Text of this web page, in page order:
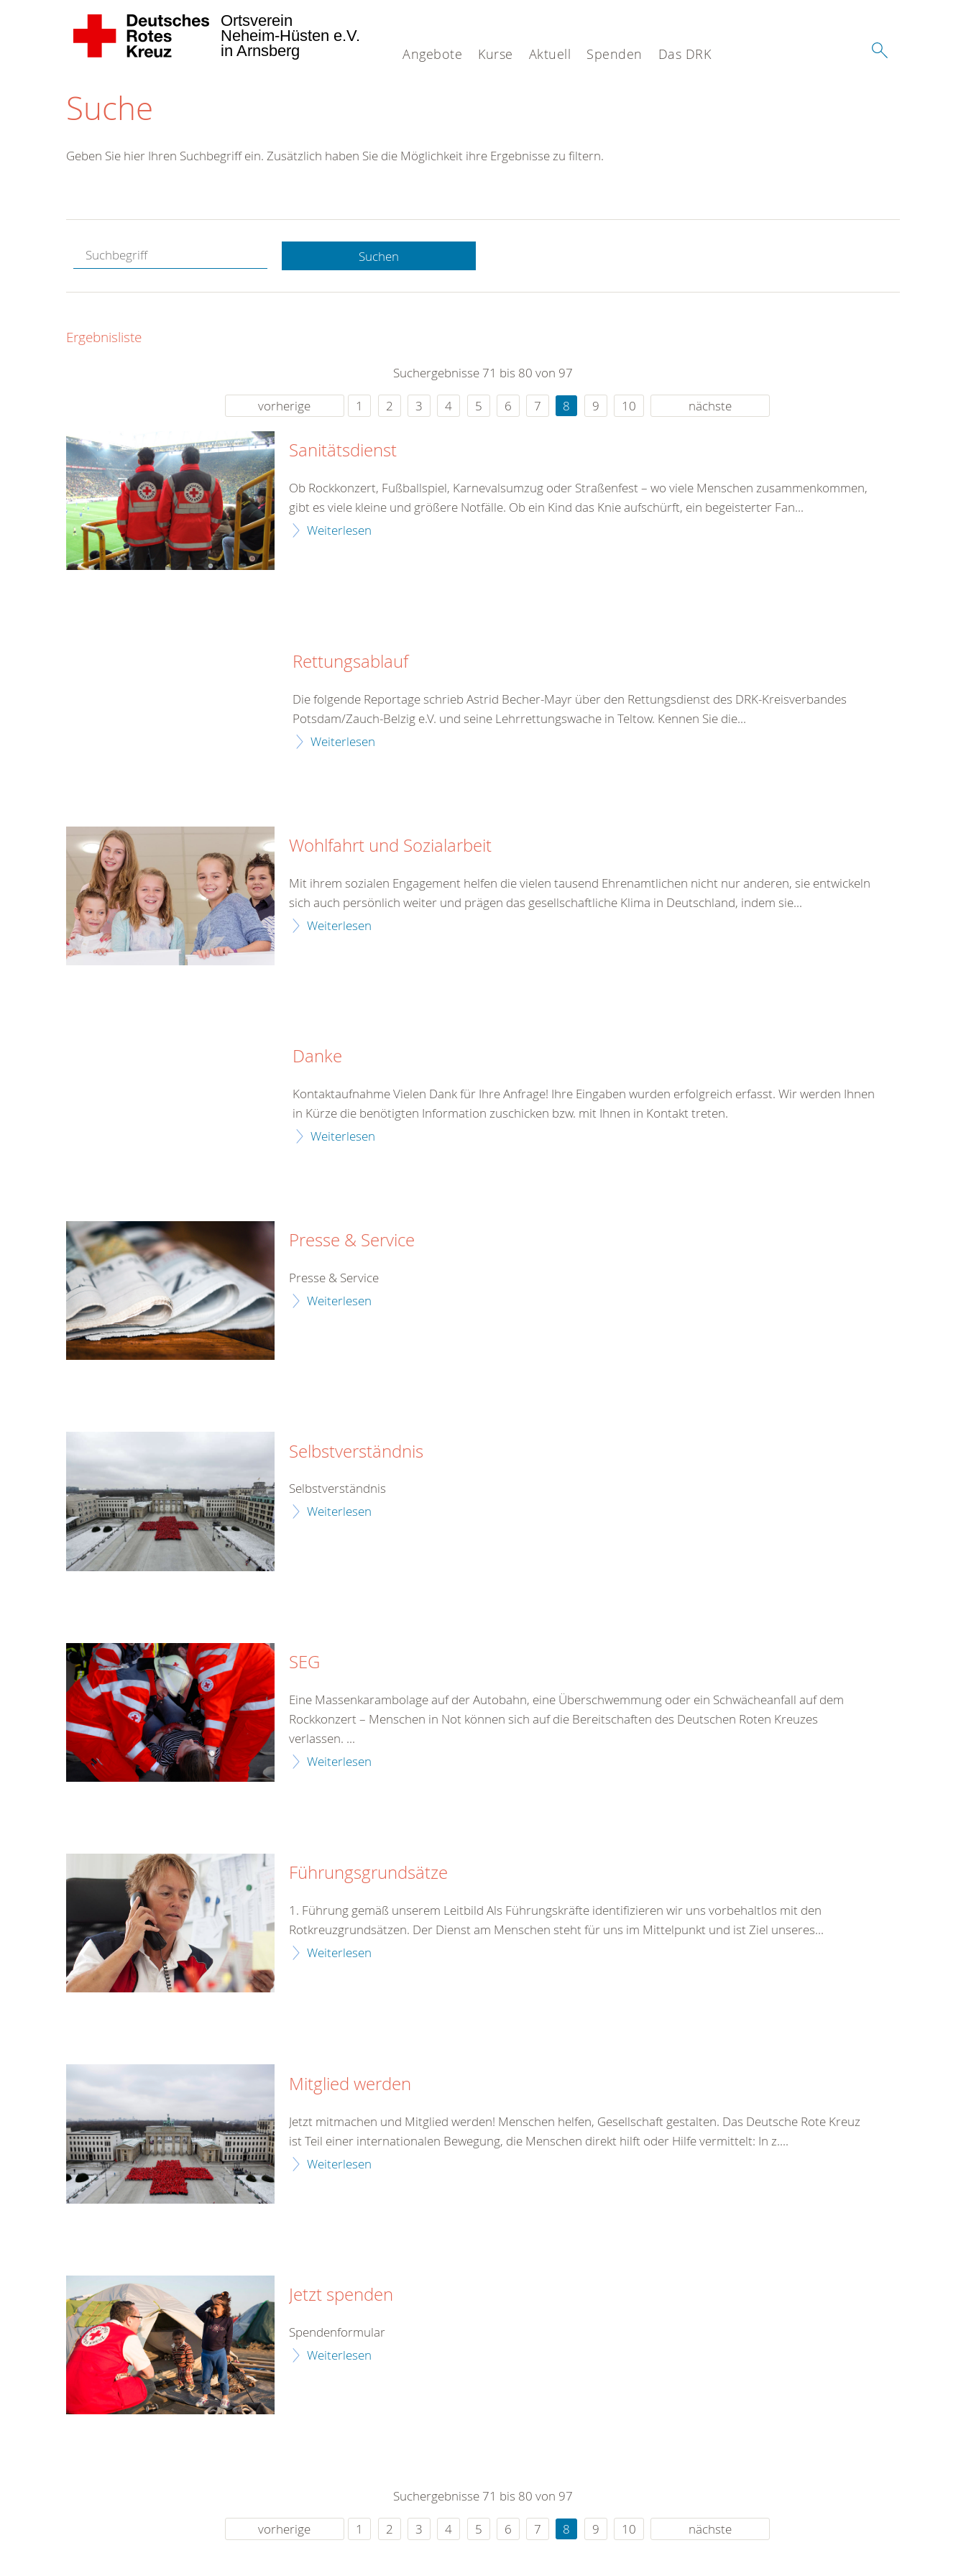
Angebote Kurse Aktuell Spenden Das DRK
Ortsverein
Neheim-Hüsten e.V.
in Arnsberg
Suche
Deutsches Rotes
Hüsten
02932/9249351
neheim-
huesten[dot]de
Geben Sie hier Ihren Suchbegriff ein. Zusätzlich haben Sie die Möglichkeit ihre Ergebnisse zu filtern.
Suchen
Ergebnisliste
Suchergebnisse 71 bis 80 von 97
vorherige
1 2 3 4 5 6 7 8 9 10 nächste
Sanitätsdienst
Ob Rockkonzert, Fußballspiel, Karnevalsumzug oder Straßenfest – wo viele Menschen zusammenkommen,
gibt es viele kleine und größere Notfälle. Ob ein Kind das Knie aufschürft, ein begeisterter Fan...
Weiterlesen
Rettungsablauf
Die folgende Reportage schrieb Astrid Becher-Mayr über den Rettungsdienst des DRK-Kreisverbandes
Potsdam/Zauch-Belzig e.V. und seine Lehrrettungswache in Teltow. Kennen Sie die...
Weiterlesen
Wohlfahrt und Sozialarbeit
Mit ihrem sozialen Engagement helfen die vielen tausend Ehrenamtlichen nicht nur anderen, sie entwickeln
sich auch persönlich weiter und prägen das gesellschaftliche Klima in Deutschland, indem sie...
Weiterlesen
Danke
Kontaktaufnahme Vielen Dank für Ihre Anfrage! Ihre Eingaben wurden erfolgreich erfasst. Wir werden Ihnen
in Kürze die benötigten Information zuschicken bzw. mit Ihnen in Kontakt treten.
Weiterlesen
Presse & Service
Presse & Service
Weiterlesen
Selbstverständnis
Selbstverständnis
Weiterlesen
SEG
Eine Massenkarambolage auf der Autobahn, eine Überschwemmung oder ein Schwächeanfall auf dem
Rockkonzert – Menschen in Not können sich auf die Bereitschaften des Deutschen Roten Kreuzes
verlassen. ...
Weiterlesen
Führungsgrundsätze
1. Führung gemäß unserem Leitbild Als Führungskräfte identifizieren wir uns vorbehaltlos mit den
Rotkreuzgrundsätzen. Der Dienst am Menschen steht für uns im Mittelpunkt und ist Ziel unseres...
Weiterlesen
Mitglied werden
Jetzt mitmachen und Mitglied werden! Menschen helfen, Gesellschaft gestalten. Das Deutsche Rote Kreuz
ist Teil einer internationalen Bewegung, die Menschen direkt hilft oder Hilfe vermittelt: In z....
Weiterlesen
Jetzt spenden
Spendenformular
Weiterlesen
Suchergebnisse 71 bis 80 von 97
vorherige
1 2 3 4 5 6 7 8 9 10 nächste